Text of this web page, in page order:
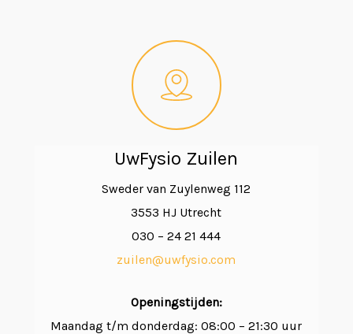
UwFysio Zuilen
Sweder van Zuylenweg 112
3553 HJ Utrecht
030 – 24 21 444
zuilen@uwfysio.com
Openingstijden:
Maandag t/m donderdag: 08:00 – 21:30 uur